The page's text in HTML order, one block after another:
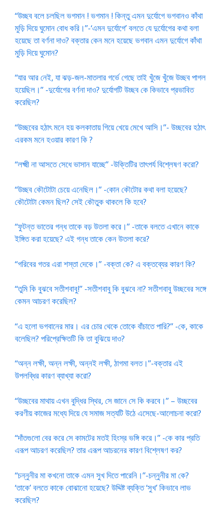
“উচ্ছব বলে চলছিল ভগমান ! ভগমান ! কিন্তু এমন দুর্যোগে ভগবানও কাঁথা
মুড়ি দিয়ে ঘুমোন বোধ করি।”-‘এমন দুর্যোগে’ বলতে যে দুর্যোগের কথা বলা
হয়েছে তা বর্ণনা দাও? বক্তার কেন মনে হয়েছে ভগবান এমন দুর্যোগে কাঁথা
মুড়ি দিয়ে ঘুমোন?
“যার আর নেই, যা ঝড়-জল-মাতলার গর্ভে গেছে তাই খুঁজে খুঁজে উচ্ছব পাগল
হয়েছিল।” -দুর্যোগের বর্ণনা দাও? দুর্যোগটি উচ্ছব কে কিভাবে প্রভাবিত
করেছিল?
“উচ্ছবের হঠাৎ মনে হয় কলকাতায় গিয়ে খেয়ে মেখে আসি।”- উচ্ছবের হঠাৎ
এরকম মনে হওয়ার কারণ কি ?
“লক্ষ্মী না আসতে সেধে ভাসান যাচ্ছে” -উক্তিটির তাৎপর্য বিশ্লেষণ করো?
“উচ্ছব কৌটোটা চেয়ে এনেছিল।” -কোন কৌটোর কথা বলা হয়েছে?
কৌটোটা কেমন ছিল? সেই কৌতুক থাকলে কি হবে?
“ফুটন্ত ভাতের গন্ধ তাকে বড় উতলা করে।” -তাকে বলতে এখানে কাকে
ইঙ্গিত করা হয়েছে? এই গন্ধ তাকে কেন উতলা করে?
“গরিবের গতর এরা শস্তা দেকে।” -বক্তা কে? এ বক্তব্যের কারণ কি?
“তুমি কি বুঝবে সতীশবাবু!” -সতীশবাবু কি বুঝবে না? সতীশবাবু উচ্ছবের সঙ্গে
কেমন আচরণ করেছিল?
“এ হলো ভগবানের মার। এর চোর থেকে তোকে বাঁচাতে পারি?” -কে, কাকে
বলেছিল? পরিপ্রেক্ষিতটি কি তা বুঝিয়ে দাও?
“অন্ন লক্ষী, অন্ন লক্ষী, অন্ন‌ই লক্ষী, ঠাগমা বলত।”-বক্তার এই
উপলব্ধির কারণ ব্যাখ্যা করো?
“উচ্ছবের মাথায় এখন বুদ্ধির স্থির, সে জানে সে কি করবে।” – উচ্ছবের
করণীয় কাজের মধ্যে দিয়ে যে সমাজ সত্যটি উঠে এসেছে-আলোচনা করো?
“দাঁতগুলো বের করে সে কামটের মতই হিংস্র ভঙ্গি করে।” -কে কার প্রতি
এরূপ আচরণ করেছিল? তার এরূপ আচরনের কারণ বিশ্লেষণ কর?
“চন্নুনীর মা কখনো তাকে এমন সুখ দিতে পারেনি।”-চন্নুনীর মা কে?
‘তাকে’ বলতে কাকে বোঝানো হয়েছে? উদ্দিষ্ট ব্যক্তি ‘সুখ’ কিভাবে লাভ
করেছিল?